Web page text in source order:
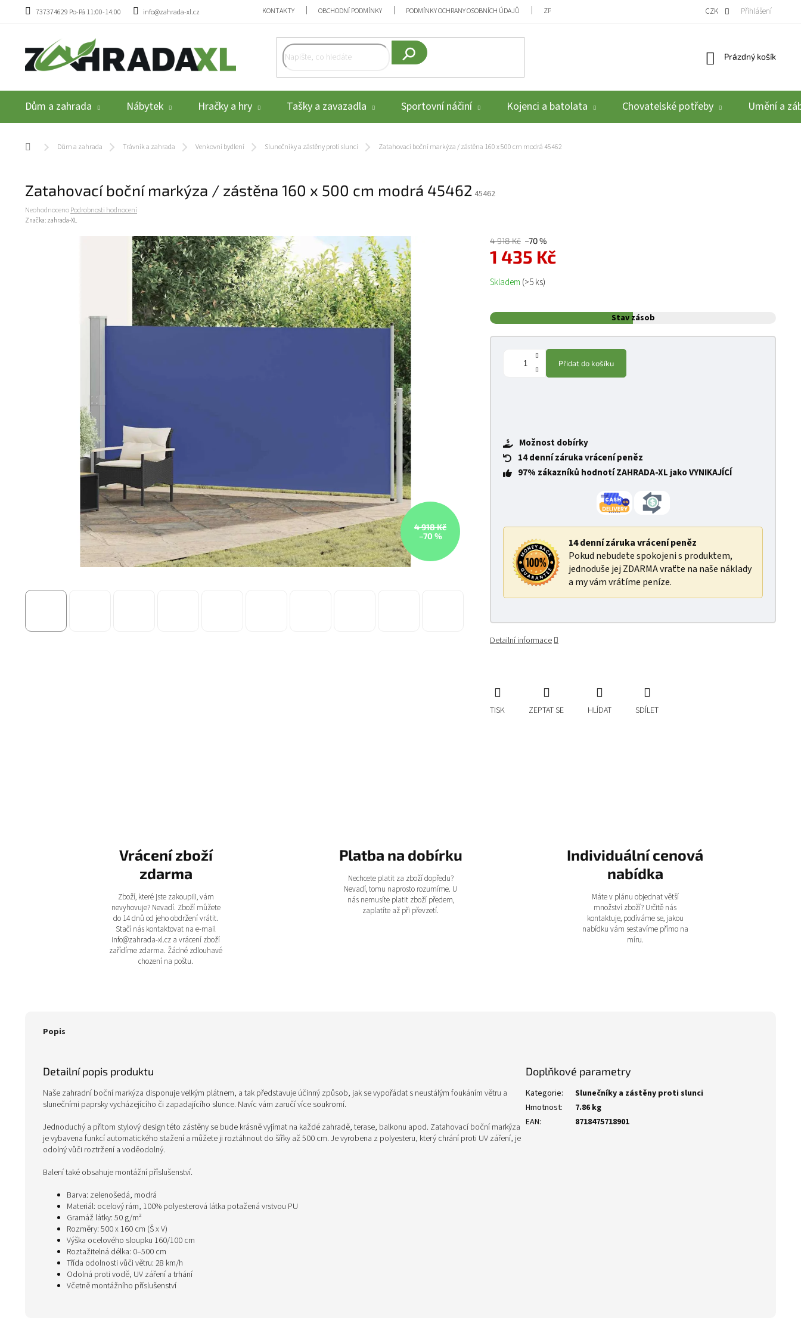
Přejít na obsah
737374629 Po-Pá 11:00-14:00 info@zahrada-xl.cz KONTAKTY OBCHODNÍ PODMÍNKY PODMÍNKY OCHRANY OSOBNÍCH ÚDAJŮ ZPĚTNÝ ODBĚR VYSLOUŽILÝCH ELEKTROZAŘÍZENÍ / BATERIÍ REKLAMACE A
CZK Přihlášení
Hledat
Nákupní košík
Prázdný košík
Dům a zahrada Nábytek Hračky a hry Tašky a zavazadla Sportovní náčiní Kojenci a batolata Chovatelské potřeby Umění a
Domů Dům a zahrada Trávník a zahrada Venkovní bydlení Slunečníky a zástěny proti slunci Zatahovací boční markýza / zástěna 160 x 500 cm modrá 45462
Zatahovací boční markýza / zástěna 160 x 500 cm modrá 45462 45462
Průměrné hodnocení produktu je 0,0 z 5 hvězdiček.
NeohodnocenoPodrobnosti hodnocení
Značka: zahrada-XL
4 918 Kč
–70 %
4 918 Kč –70 %
1 435 Kč
Měrná cena:
Skladem (>5 ks)
Stav zásob
Přidat do košíku
Možnost dobírky
14 denní záruka vrácení peněz
97% zákazníků hodnotí ZAHRADA-XL jako VYNIKAJÍCÍ
14 denní záruka vrácení peněz
Pokud nebudete spokojeni s produktem,
jednoduše jej ZDARMA vraťte na naše náklady
a my vám vrátíme peníze.
Detailní informace
TISK ZEPTAT SE HLÍDAT SDÍLET
Vrácení zboží
zdarma
Zboží, které jste zakoupili, vám
nevyhovuje? Nevadí. Zboží můžete
do 14 dnů od jeho obdržení vrátit.
Stačí nás kontaktovat na e-mail
info@zahrada-xl.cz a vrácení zboží
zařídíme zdarma. Žádné zdlouhavé
chození na poštu.
Platba na dobírku
Nechcete platit za zboží dopředu?
Nevadí, tomu naprosto rozumíme. U
nás nemusíte platit zboží předem,
zaplatíte až při převzetí.
Individuální cenová
nabídka
Máte v plánu objednat větší
množství zboží? Určitě nás
kontaktuje, podíváme se, jakou
nabídku vám sestavíme přímo na
míru.
Popis
Detailní popis produktu
Naše zahradní boční markýza disponuje velkým plátnem, a tak představuje účinný způsob, jak se vypořádat s neustálým foukáním větru a
slunečními paprsky vycházejícího či zapadajícího slunce. Navíc vám zaručí více soukromí.
Jednoduchý a přitom stylový design této zástěny se bude krásně vyjímat na každé zahradě, terase, balkonu apod. Zatahovací boční markýza
je vybavena funkcí automatického stažení a můžete ji roztáhnout do šířky až 500 cm. Je vyrobena z polyesteru, který chrání proti UV záření, je
odolný vůči roztržení a voděodolný.
Balení také obsahuje montážní příslušenství.
Barva: zelenošedá, modrá
Materiál: ocelový rám, 100% polyesterová látka potažená vrstvou PU
Gramáž látky: 50 g/m²
Rozměry: 500 x 160 cm (Š x V)
Výška ocelového sloupku 160/100 cm
Roztažitelná délka: 0–500 cm
Třída odolnosti vůči větru: 28 km/h
Odolná proti vodě, UV záření a trhání
Včetně montážního příslušenství
Doplňkové parametry
Kategorie:
Slunečníky a zástěny proti slunci
Hmotnost:
7.86 kg
EAN: 8718475718901